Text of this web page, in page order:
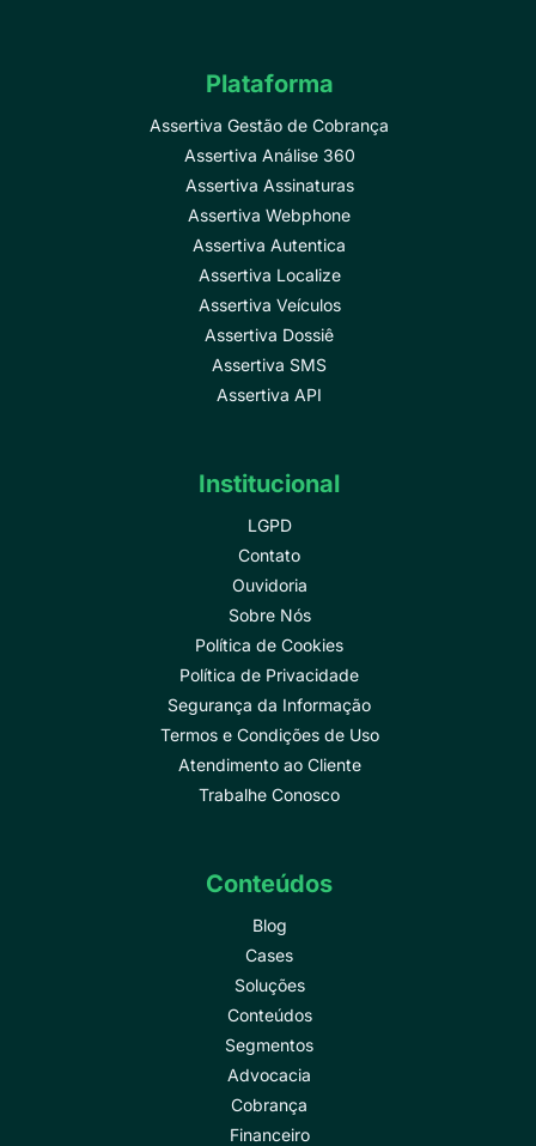
Plataforma
Assertiva Gestão de Cobrança
Assertiva Análise 360
Assertiva Assinaturas
Assertiva Webphone
Assertiva Autentica
Assertiva Localize
Assertiva Veículos
Assertiva Dossiê
Assertiva SMS
Assertiva API
Institucional
LGPD
Contato
Ouvidoria
Sobre Nós
Política de Cookies
Política de Privacidade
Segurança da Informação
Termos e Condições de Uso
Atendimento ao Cliente
Trabalhe Conosco
Conteúdos
Blog
Cases
Soluções
Conteúdos
Segmentos
Advocacia
Cobrança
Financeiro